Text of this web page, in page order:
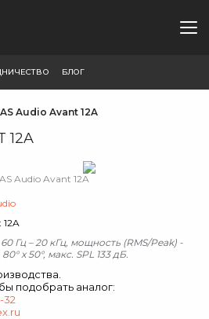
БЛОГ
Audio Avant 12A
12A
Гц – 20 кГц, мощность (RMS/Peak) -
x 50°, макс. SPL 133 дБ.
подобрать аналог:
32